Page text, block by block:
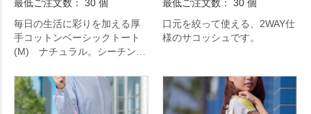
最低ご注文数： 30 個
毎日の生活に彩りを加える厚
手コットンベーシックトート
(M) ナチュラル。シーチング
に厚手コットンタイプが登場
しました。生地の目が詰まっ
た5オンスの生地を使用してお
最低ご注文数： 30 個
口元を絞って使える、2WAY仕
様のサコッシュです。